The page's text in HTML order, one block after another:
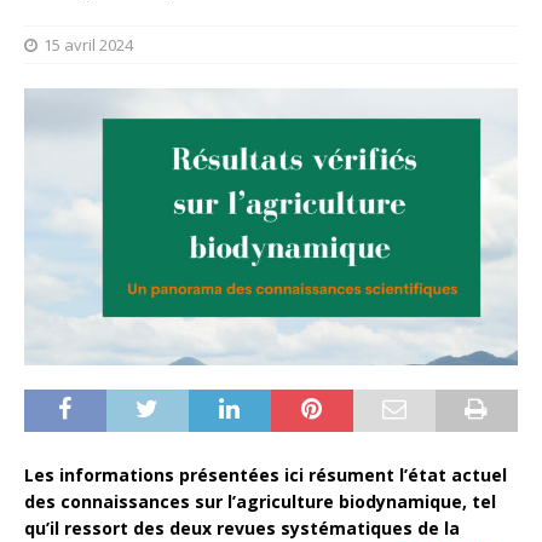
15 avril 2024
Les informations présentées ici résument l’état actuel
des connaissances sur l’agriculture biodynamique, tel
qu’il ressort des deux revues systématiques de la